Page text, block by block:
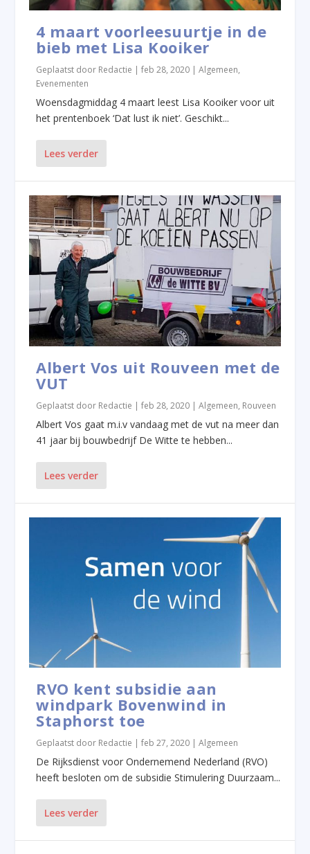
4 maart voorleesuurtje in de
bieb met Lisa Kooiker
Geplaatst door Redactie |feb 28, 2020 |Algemeen,
Evenementen
Woensdagmiddag 4 maart leest Lisa Kooiker voor uit
het prentenboek ‘Dat lust ik niet’. Geschikt...
Lees verder
Albert Vos uit Rouveen met de
VUT
Geplaatst door Redactie |feb 28, 2020 |Algemeen, Rouveen
Albert Vos gaat m.i.v vandaag met de vut na meer dan
41 jaar bij bouwbedrijf De Witte te hebben...
Lees verder
RVO kent subsidie aan
windpark Bovenwind in
Staphorst toe
Geplaatst door Redactie |feb 27, 2020 |Algemeen
De Rijksdienst voor Ondernemend Nederland (RVO)
heeft besloten om de subsidie Stimulering Duurzaam...
Lees verder